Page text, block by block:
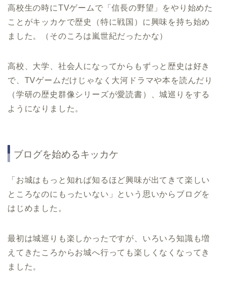
高校生の時にTVゲームで「信長の野望」をやり始めた
ことがキッカケで歴史（特に戦国）に興味を持ち始め
ました。（そのころは嵐世紀だったかな）
高校、大学、社会人になってからもずっと歴史は好き
で、TVゲームだけじゃなく大河ドラマや本を読んだり
（学研の歴史群像シリーズが愛読書）、城巡りをする
ようになりました。
ブログを始めるキッカケ
「お城はもっと知れば知るほど興味が出てきて楽しい
ところなのにもったいない」という思いからブログを
はじめました。
最初は城巡りも楽しかったですが、いろいろ知識も増
えてきたころからお城へ行っても楽しくなくなってき
ました。